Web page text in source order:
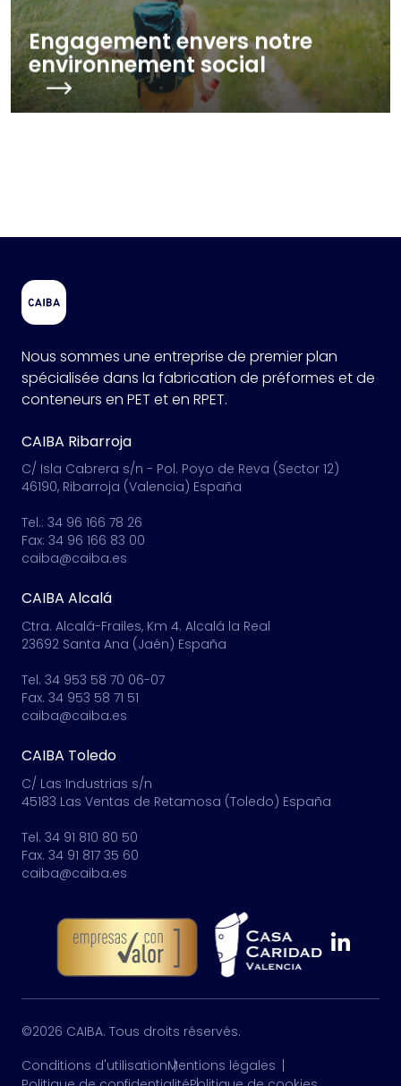
Engagement envers notre
environnement social
Nous sommes une entreprise de premier plan
conteneurs en PET et en RPET.
CAIBA Ribarroja
C/ Isla Cabrera s/n - Pol. Poyo de Reva (Sector 12)
46190, Ribarroja (Valencia) España
Tel.: 34 96 166 78 26
Fax: 34 96 166 83 00
caiba@caiba.es
CAIBA Alcalá
Ctra. Alcalá-Frailes, Km 4. Alcalá la Real
23692 Santa Ana (Jaén) España
Tel. 34 953 58 70 06-07
caiba@caiba.es
CAIBA Toledo
C/ Las Industrias s/n
45183 Las Ventas de Retamosa (Toledo) España
Tel. 34 91 810 80 50
caiba@caiba.es
©2026 CAIBA. Tous droits réservés.